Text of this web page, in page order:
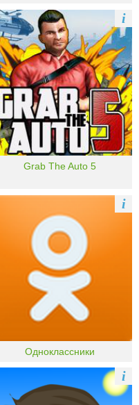
Grab The Auto 5
i
Одноклассники
i
i